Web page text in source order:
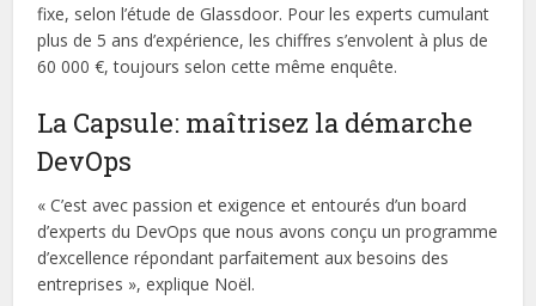
fixe, selon l’étude de Glassdoor. Pour les experts cumulant
plus de 5 ans d’expérience, les chiffres s’envolent à plus de
60 000 €, toujours selon cette même enquête.
La Capsule: maîtrisez la démarche
DevOps
« C’est avec passion et exigence et entourés d’un board
d’experts du DevOps que nous avons conçu un programme
d’excellence répondant parfaitement aux besoins des
entreprises », explique Noël.